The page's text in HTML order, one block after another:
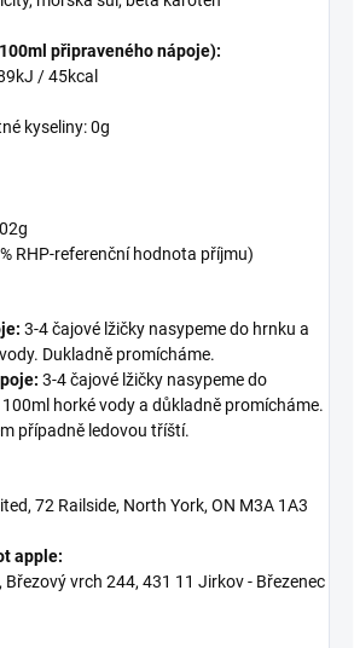
připraveného nápoje):
/ 45kcal
kyseliny: 0g
RHP-referenční hodnota příjmu)
3-4 čajové lžičky nasypeme do hrnku a
Dukladně promícháme.
3-4 čajové lžičky nasypeme do
horké vody a důkladně promícháme.
případně ledovou tříští.
72 Railside, North York, ON M3A 1A3
apple:
vrch 244, 431 11 Jirkov - Březenec